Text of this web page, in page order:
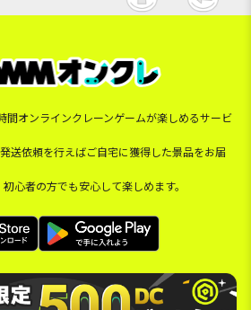
間オンラインクレーンゲームが楽しめるサービ
送依頼を行えばご自宅に獲得した景品をお届
心者の方でも安心して楽しめます。